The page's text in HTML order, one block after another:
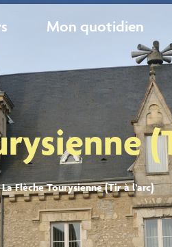
Mon quotidien
La Flèche Tourysienne (Tir à l’arc)